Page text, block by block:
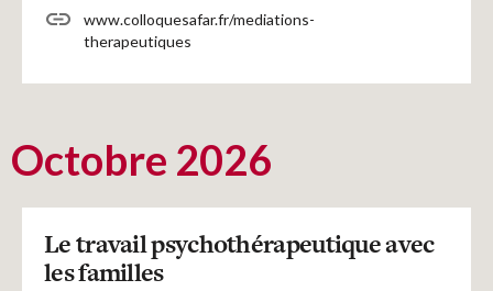
www.colloquesafar.fr/mediations-
therapeutiques
Octobre 2026
Le travail psychothérapeutique avec
les familles